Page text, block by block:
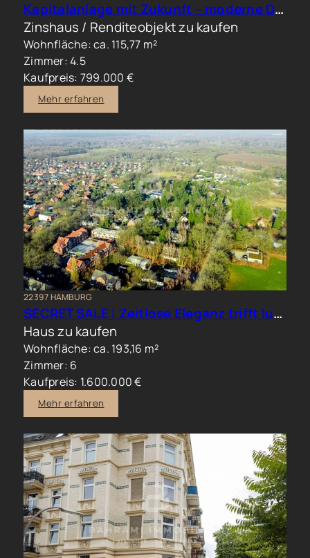
Kapitalanlage mit Zukunft – moderne Doppelhaushälfte in begehrter Wohnlage
Zinshaus / Renditeobjekt zu kaufen
Wohnfläche: ca. 115,77 m²
Zimmer: 4.5
Kaufpreis: 799.000 €
Mehr erfahren
22397 HAMBURG
SECRET SALE | Zeitlose Eleganz trifft luxuriöses Familienwohnen im Hamburger Norden
Haus zu kaufen
Wohnfläche: ca. 193,16 m²
Zimmer: 6
Kaufpreis: 1.600.000 €
Mehr erfahren